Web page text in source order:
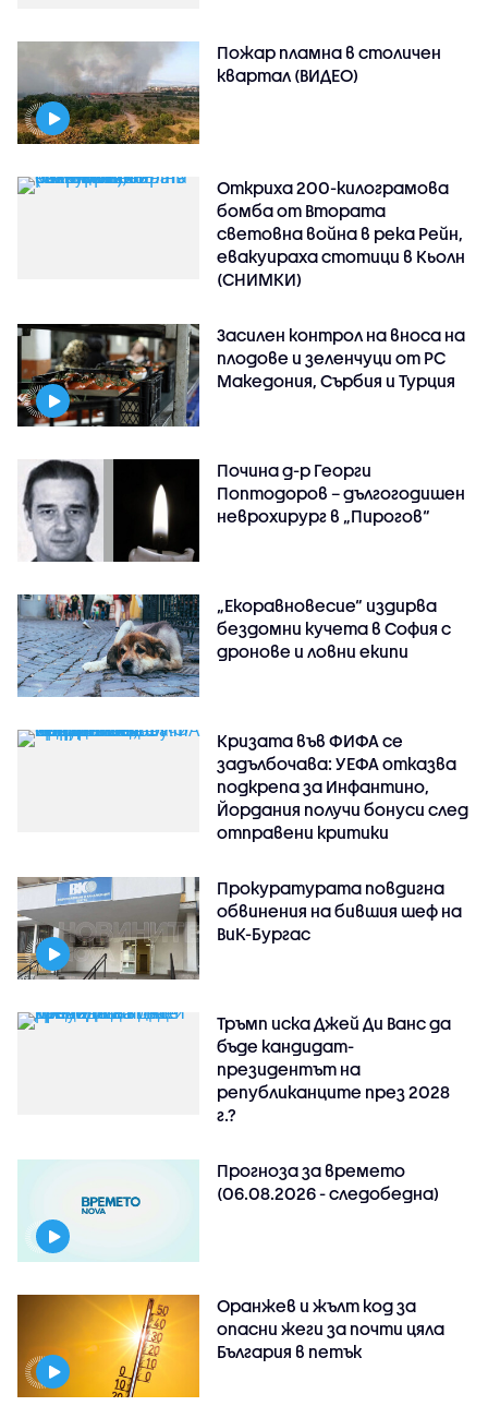
Пожар пламна в столичен
квартал (ВИДЕО)
Откриха 200-килограмова
бомба от Втората
световна война в река Рейн,
евакуираха стотици в Кьолн
(СНИМКИ)
Засилен контрол на вноса на
плодове и зеленчуци от РС
Македония, Сърбия и Турция
Почина д-р Георги
Поптодоров – дългогодишен
неврохирург в „Пирогов“
„Екоравновесие“ издирва
бездомни кучета в София с
дронове и ловни екипи
Кризата във ФИФА се
задълбочава: УЕФА отказва
подкрепа за Инфантино,
Йордания получи бонуси след
отправени критики
Прокуратурата повдигна
обвинения на бившия шеф на
ВиК-Бургас
Тръмп иска Джей Ди Ванс да
бъде кандидат-
президентът на
републиканците през 2028
г.?
Прогноза за времето
(06.08.2026 - следобедна)
Оранжев и жълт код за
опасни жеги за почти цяла
България в петък